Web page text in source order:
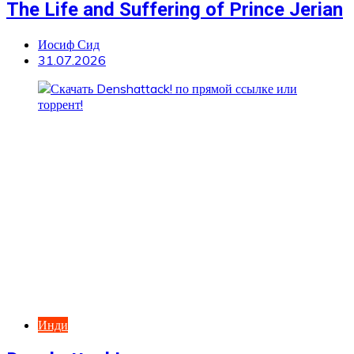
The Life and Suffering of Prince Jerian
Иосиф Сид
31.07.2026
Инди